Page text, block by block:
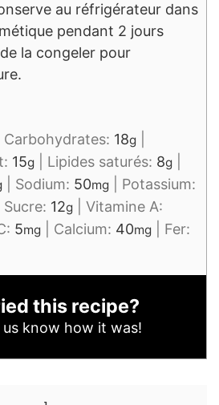
au réfrigérateur dans
pendant 2 jours
la congeler pour
Carbohydrates: 18g
15g Lipides saturés: 8g
Sodium: 50mg
Potassium:
Sucre: 12g
Vitamine A:
5mg Calcium: 40mg
Fer:
this recipe?
us know how it was!